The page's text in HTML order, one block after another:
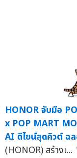
HONOR จับมือ
x POP MART
AI ดีไซน์สุดคิวต์ ฉ
(HONOR) สร้างเ...